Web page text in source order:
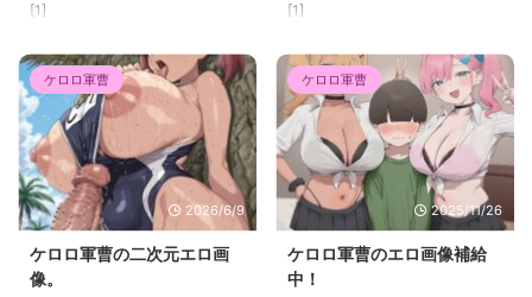
[1] [1]
ケロロ軍曹
2026/6/9
ケロロ軍曹の二次元エロ画
像。
ケロロ軍曹
2025/11/26
ケロロ軍曹のエロ画像補給
中！